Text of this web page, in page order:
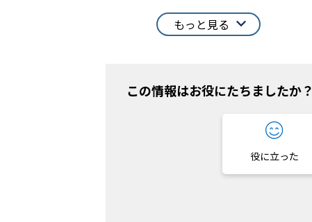
もっと見る
この情報はお役にたちましたか？
役に立った